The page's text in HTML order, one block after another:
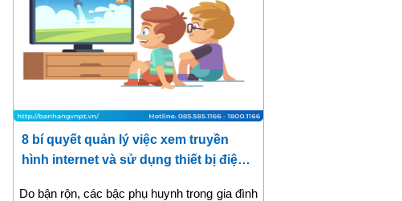
8 bí quyết quản lý việc xem truyền
hình internet và sử dụng thiết bị điện
Do bận rộn, các bậc phụ huynh trong gia đình